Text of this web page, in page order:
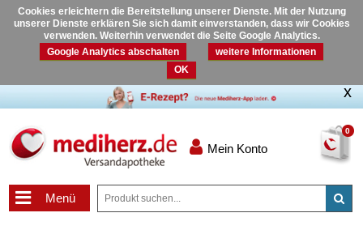
Cookies erleichtern die Bereitstellung unserer Dienste. Mit der Nutzung
unserer Dienste erklären Sie sich damit einverstanden, dass wir Cookies
verwenden. Weiterhin verwendet die Seite Google Analytics.
Google Analytics abschalten
weitere Informationen
OK
0
Mein Konto
Menü